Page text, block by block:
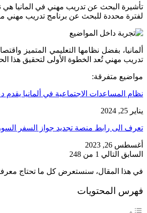
تأشيرة البحث عن تدريب مهني في المانيا
لفترة محددة للبحث عن برنامج تدريب مهني
ألمانيا، بفضل نظامها التعليمي المتميز
تدريب مهني تُعد الخطوة الأولى لتحقيق هذا
مواضيع متفرقة:
نظام المساعدات الاجتماعية في ألمانيا
يناير 25, 2024
تعرف الى رابط منصة تجديد جواز السفر
أغسطس 26, 2023
السابق التالي 1 من 248
في هذا المقال، سنستعرض كل ما تحتاج
فهرس المحتويات